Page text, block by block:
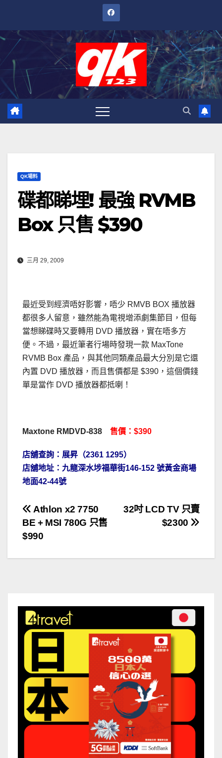
內
QK場料
碟都睇埋! 最強 RVMB
Box 只售 $390
三月 29, 2009
最近受到經濟唔好影響，唔少 RMVB BOX 播放器
都很多人留意，雖然能為電視增添劇集節目，但每
當想睇碟時又要轉用 DVD 播放器，實在唔多方
便。不過，最近筆者行場時發現一款 MaxTone
RVMB Box 產品，與其他同類產品最大分別是它還
內置 DVD 播放器，而且售價都是 $390，這個價錢
單是當作 DVD 播放器都抵喇！
Maxtone RMDVD-838 售價：$390
店舖查詢：展昇（2361 1295）
店舖地址：九龍深水埗福華街146-152 號黃金商場
地面42-44號
文
章
導
32吋 LCD TV 只賣
$2300
Athlon x2 7750
BE + MSI 780G 只售
$990